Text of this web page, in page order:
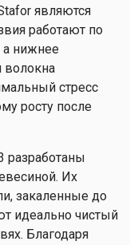
являются
работают по
а нижнее
волокна
стресс
росту после
разработаны
Их
закаленные до
идеально чистый
Благодаря